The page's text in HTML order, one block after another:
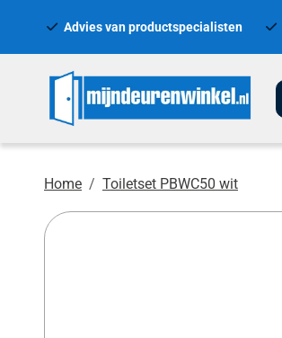
Advies van productspecialisten
Home Toiletset PBWC50 wit